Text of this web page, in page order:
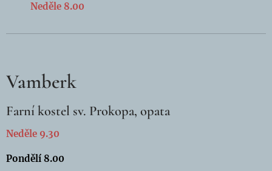
Neděle 8.00
Vamberk
Farní kostel sv. Prokopa, opata
Neděle 9.30
Pondělí 8.00